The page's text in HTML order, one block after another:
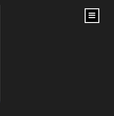
Auto
: Tout